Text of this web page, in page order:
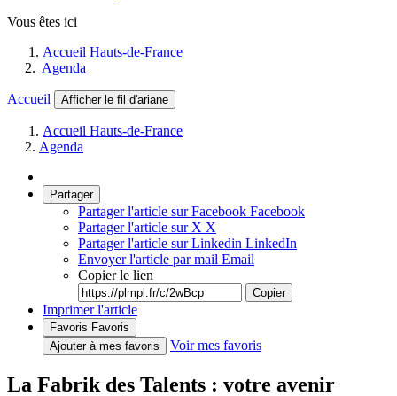
Vous êtes ici
Accueil Hauts-de-France
Agenda
Accueil Afficher le fil d'ariane
Accueil Hauts-de-France
Agenda
Partager
Partager l'article sur Facebook Facebook
Partager l'article sur X X
Partager l'article sur Linkedin LinkedIn
Envoyer l'article par mail Email
Copier le lien
Copier
Imprimer l'article
Favoris Favoris
Ajouter à mes favoris
Voir mes favoris
La Fabrik des Talents : votre avenir